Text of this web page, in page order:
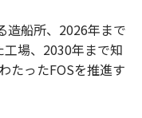
造船所、2026年まで
場、2030年まで知
たったFOSを推進す